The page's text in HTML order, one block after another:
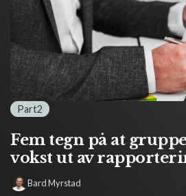
Part2
Fem tegn på at
vokst ut av
Bard Myrstad